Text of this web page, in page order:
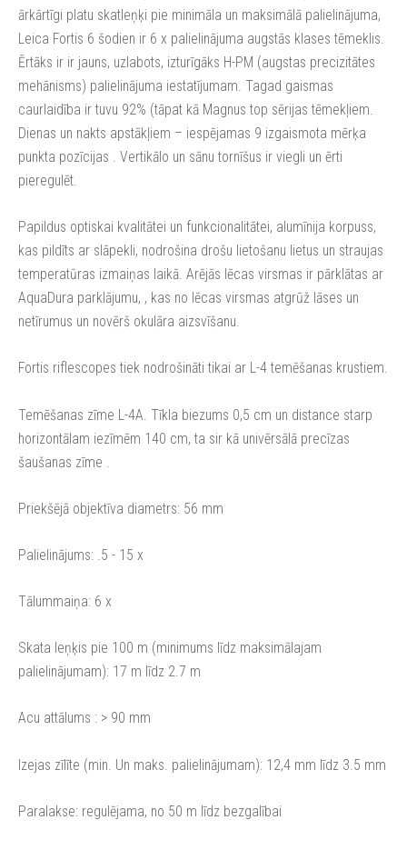
ārkārtīgi platu skatleņķi pie minimāla un maksimālā palielinājuma,
Leica Fortis 6 šodien ir 6 x palielinājuma augstās klases tēmeklis.
Ērtāks ir ir jauns, uzlabots, izturīgāks H-PM (augstas precizitātes
mehānisms) palielinājuma iestatījumam. Tagad gaismas
caurlaidība ir tuvu 92% (tāpat kā Magnus top sērijas tēmekļiem.
Dienas un nakts apstākļiem – iespējamas 9 izgaismota mērķa
punkta pozīcijas . Vertikālo un sānu tornīšus ir viegli un ērti
pieregulēt.
Papildus optiskai kvalitātei un funkcionalitātei, alumīnija korpuss,
kas pildīts ar slāpekli, nodrošina drošu lietošanu lietus un straujas
temperatūras izmaiņas laikā. Arējās lēcas virsmas ir pārklātas ar
AquaDura parklājumu, , kas no lēcas virsmas atgrūž lāses un
netīrumus un novērš okulāra aizsvīšanu.
Fortis riflescopes tiek nodrošināti tikai ar L-4 temēšanas krustiem.
Temēšanas zīme L-4A. Tīkla biezums 0,5 cm un distance starp
horizontālam iezīmēm 140 cm, ta sir kā univērsālā precīzas
šaušanas zīme .
Priekšējā objektīva diametrs: 56 mm
Palielinājums: .5 - 15 x
Tālummaiņa: 6 x
Skata leņķis pie 100 m (minimums līdz maksimālajam
palielinājumam): 17 m līdz 2.7 m
Acu attālums : > 90 mm
Izejas zīlīte (min. Un maks. palielinājumam): 12,4 mm līdz 3.5 mm
Paralakse: regulējama, no 50 m līdz bezgalībai